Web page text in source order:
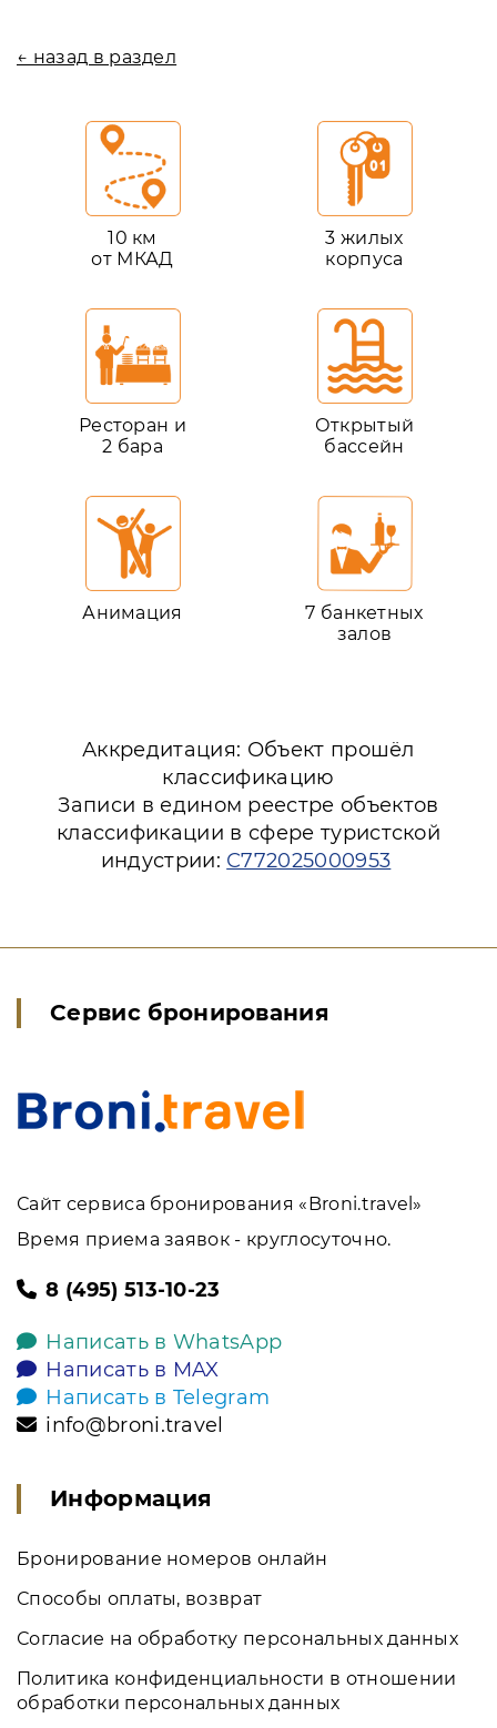
← назад в раздел
10 км
от МКАД
3 жилых
корпуса
Ресторан и
2 бара
Открытый
бассейн
Анимация
7 банкетных
залов
Аккредитация: Объект прошёл
классификацию
Записи в едином реестре объектов
классификации в сфере туристской
индустрии: С772025000953
Сервис бронирования
Сайт сервиса бронирования «Broni.travel»
Время приема заявок - круглосуточно.
8 (495) 513-10-23
Написать в WhatsApp
Написать в MAX
Написать в Telegram
info@broni.travel
Информация
Бронирование номеров онлайн
Способы оплаты, возврат
Согласие на обработку персональных данных
Политика конфиденциальности в отношении
обработки персональных данных